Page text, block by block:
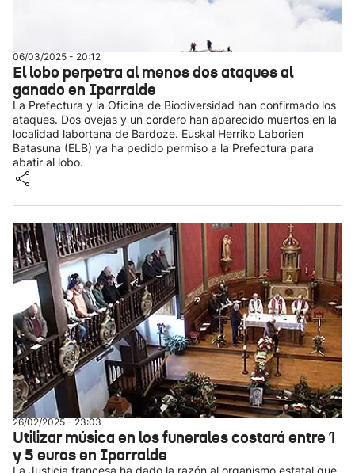
06/03/2025 - 20:12
El lobo perpetra al menos dos ataques al
ganado en Iparralde
La Prefectura y la Oficina de Biodiversidad han confirmado los
ataques. Dos ovejas y un cordero han aparecido muertos en la
localidad labortana de Bardoze. Euskal Herriko Laborien
Batasuna (ELB) ya ha pedido permiso a la Prefectura para
abatir al lobo.
26/02/2025 - 23:03
Utilizar música en los funerales costará entre 1
y 5 euros en Iparralde
La Justicia francesa ha dado la razón al organismo estatal que